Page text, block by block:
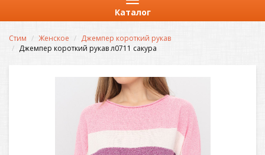
Каталог
Стим Женское
Джемпер короткий рукав
Джемпер короткий рукав л0711 сакура